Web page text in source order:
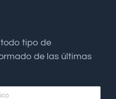
tipo de
de las últimas